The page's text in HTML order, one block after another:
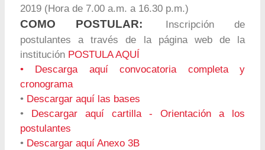
2019 (Hora de 7.00 a.m. a 16.30 p.m.)
COMO POSTULAR:
Inscripción de
postulantes a través de la página web de la
institución POSTULA AQUÍ
•
Descarga aquí convocatoria completa y
cronograma
• Descargar aquí las bases
•
Descargar aquí cartilla - Orientación a los
postulantes
• Descargar aquí Anexo 3B